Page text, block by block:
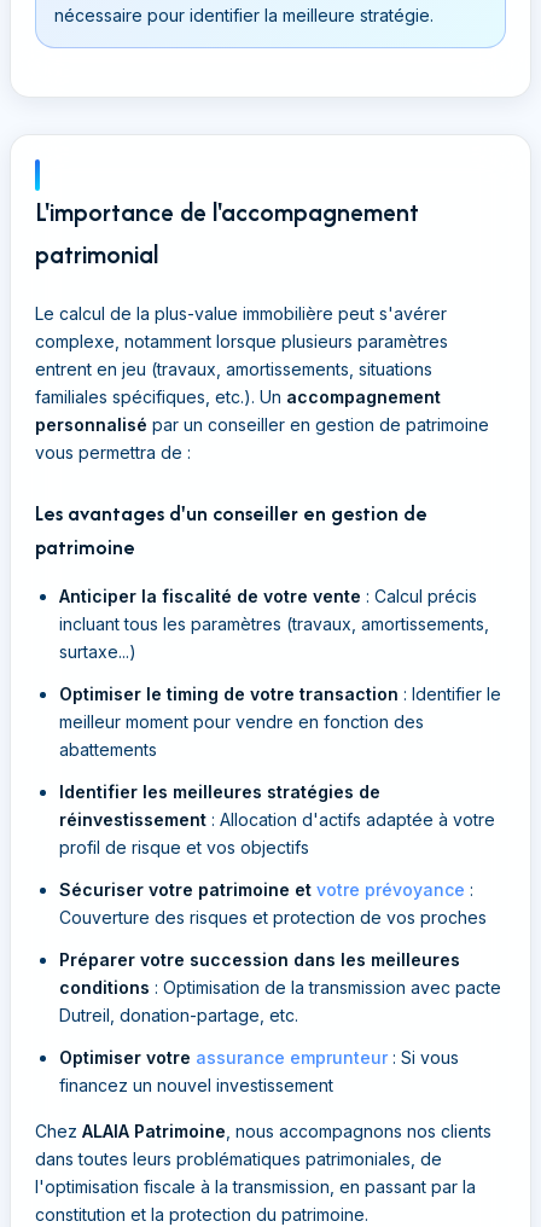
nécessaire pour identifier la meilleure stratégie.
L'importance de l'accompagnement
patrimonial
Le calcul de la plus-value immobilière peut s'avérer
complexe, notamment lorsque plusieurs paramètres
entrent en jeu (travaux, amortissements, situations
familiales spécifiques, etc.). Un accompagnement
personnalisé par un conseiller en gestion de patrimoine
vous permettra de :
Les avantages d'un conseiller en gestion de
patrimoine
Anticiper la fiscalité de votre vente : Calcul précis
incluant tous les paramètres (travaux, amortissements,
surtaxe...)
Optimiser le timing de votre transaction : Identifier le
meilleur moment pour vendre en fonction des
abattements
Identifier les meilleures stratégies de
réinvestissement : Allocation d'actifs adaptée à votre
profil de risque et vos objectifs
Sécuriser votre patrimoine et votre prévoyance :
Couverture des risques et protection de vos proches
Préparer votre succession dans les meilleures
conditions : Optimisation de la transmission avec pacte
Dutreil, donation-partage, etc.
Optimiser votre assurance emprunteur: Si vous
financez un nouvel investissement
Chez ALAIA Patrimoine , nous accompagnons nos clients
dans toutes leurs problématiques patrimoniales, de
l'optimisation fiscale à la transmission, en passant par la
constitution et la protection du patrimoine.